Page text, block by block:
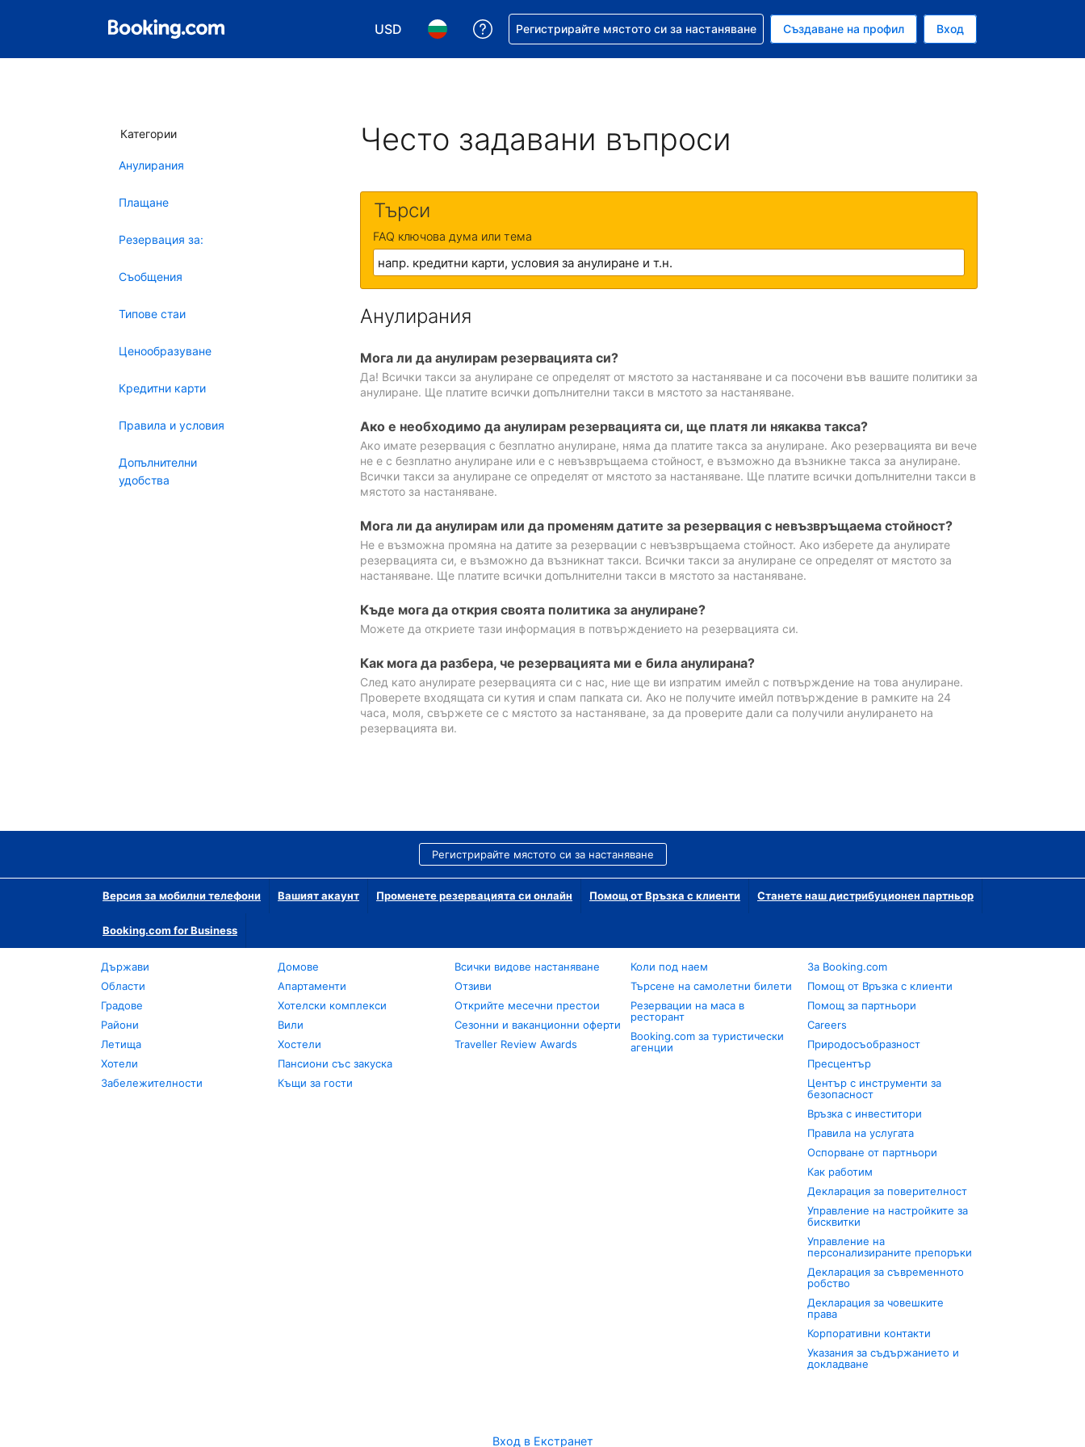
USD
Избор на валута. Избрана валута - Американски долар
Избор на език. Избран език - Български
Помощ с резервацията ви
Регистрирайте мястото си за настаняване Създаване на профил Вход
Категории
Анулирания
Плащане
Резервация за:
Съобщения
Типове стаи
Ценообразуване
Кредитни карти
Правила и условия
Допълнителни
удобства
Често задавани въпроси
Търси
FAQ ключова дума или тема
Анулирания
Мога ли да анулирам резервацията си?
Да! Всички такси за анулиране се определят от мястото за настаняване и са посочени във вашите политики за
анулиране. Ще платите всички допълнителни такси в мястото за настаняване.
Ако е необходимо да анулирам резервацията си, ще платя ли някаква такса?
Ако имате резервация с безплатно анулиране, няма да платите такса за анулиране. Ако резервацията ви вече
не е с безплатно анулиране или е с невъзвръщаема стойност, е възможно да възникне такса за анулиране.
Всички такси за анулиране се определят от мястото за настаняване. Ще платите всички допълнителни такси в
мястото за настаняване.
Мога ли да анулирам или да променям датите за резервация с невъзвръщаема стойност?
Не е възможна промяна на датите за резервации с невъзвръщаема стойност. Ако изберете да анулирате
резервацията си, е възможно да възникнат такси. Всички такси за анулиране се определят от мястото за
настаняване. Ще платите всички допълнителни такси в мястото за настаняване.
Къде мога да открия своята политика за анулиране?
Можете да откриете тази информация в потвърждението на резервацията си.
Как мога да разбера, че резервацията ми е била анулирана?
След като анулирате резервацията си с нас, ние ще ви изпратим имейл с потвърждение на това анулиране.
Проверете входящата си кутия и спам папката си. Ако не получите имейл потвърждение в рамките на 24
часа, моля, свържете се с мястото за настаняване, за да проверите дали са получили анулирането на
резервацията ви.
Регистрирайте мястото си за настаняване
Версия за мобилни телефони Вашият акаунт Променете резервацията си онлайн Помощ от Връзка с клиенти Станете наш дистрибуционен партньор
Booking.com for Business
Държави
Области
Градове
Райони
Летища
Хотели
Забележителности
Домове
Апартаменти
Хотелски комплекси
Вили
Хостели
Пансиони със закуска
Къщи за гости
Всички видове настаняване
Отзиви
Открийте месечни престои
Сезонни и ваканционни оферти
Traveller Review Awards
Коли под наем
Търсене на самолетни билети
Резервации на маса в
ресторант
Booking.com за туристически
агенции
За Booking.com
Помощ от Връзка с клиенти
Помощ за партньори
Careers
Природосъобразност
Пресцентър
Център с инструменти за
безопасност
Връзка с инвеститори
Правила на услугата
Оспорване от партньори
Как работим
Декларация за поверителност
Управление на настройките за
бисквитки
Управление на
персонализираните препоръки
Декларация за съвременното
робство
Декларация за човешките
права
Корпоративни контакти
Указания за съдържанието и
докладване
Вход в Екстранет